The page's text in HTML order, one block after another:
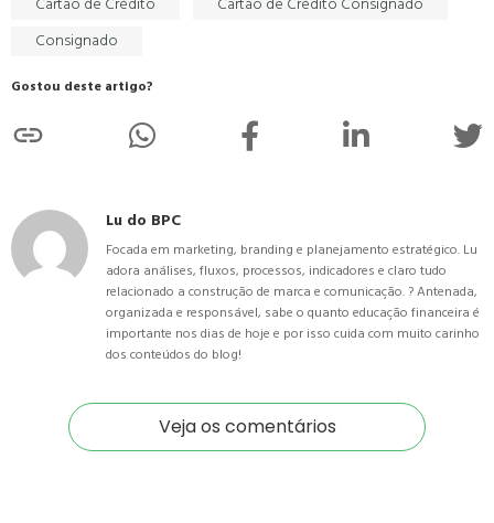
Gostou deste artigo?
Consignado
Lu do BPC
Focada em marketing, branding e planejamento estratégico. Lu
adora análises, fluxos, processos, indicadores e claro tudo
relacionado a construção de marca e comunicação. ? Antenada,
organizada e responsável, sabe o quanto educação financeira é
importante nos dias de hoje e por isso cuida com muito carinho
dos conteúdos do blog!
Veja os comentários